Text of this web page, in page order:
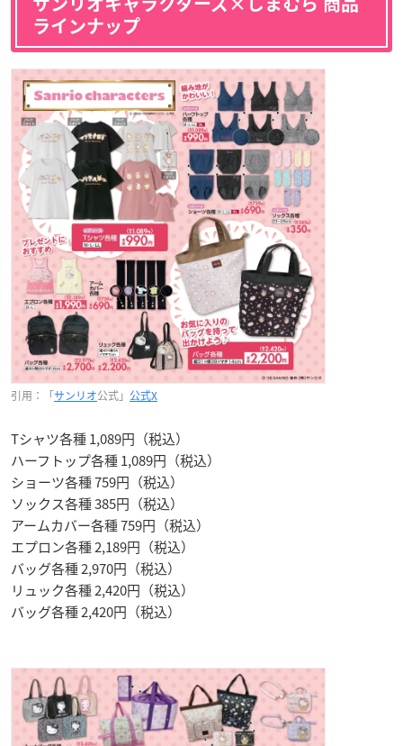
サンリオキャラクターズ×しまむら 商品
ラインナップ
引用：「サンリオ公式」 公式X
Tシャツ各種 1,089円（税込）
ハーフトップ各種 1,089円（税込）
ショーツ各種 759円（税込）
ソックス各種 385円（税込）
アームカバー各種 759円（税込）
エプロン各種 2,189円（税込）
バッグ各種 2,970円（税込）
リュック各種 2,420円（税込）
バッグ各種 2,420円（税込）